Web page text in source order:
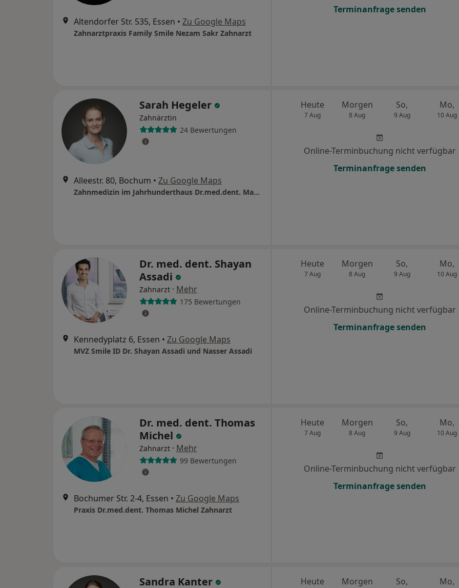
Altendorfer Str. 535, Essen • Zu Google Maps
Zahnarztpraxis Family Smile Nezam Sakr Zahnarzt
Terminanfrage senden
Sarah Hegeler
Zahnärztin
24 Bewertungen
Alleestr. 80, Bochum • Zu Google Maps
Zahnmedizin im Jahrhunderthaus Dr.med.dent. Manuel Kenter und Björn Kenter
Heute
7 Aug
Morgen
8 Aug
So,
9 Aug
Mo,
10 Aug
Online-Terminbuchung nicht verfügbar
Terminanfrage senden
Dr. med. dent. Shayan
Assadi
Zahnarzt · Mehr
175 Bewertungen
Kennedyplatz 6, Essen • Zu Google Maps
MVZ Smile ID Dr. Shayan Assadi und Nasser Assadi
Heute
7 Aug
Morgen
8 Aug
So,
9 Aug
Mo,
10 Aug
Online-Terminbuchung nicht verfügbar
Terminanfrage senden
Dr. med. dent. Thomas
Michel
Zahnarzt · Mehr
99 Bewertungen
Bochumer Str. 2-4, Essen • Zu Google Maps
Praxis Dr.med.dent. Thomas Michel Zahnarzt
Heute
7 Aug
Morgen
8 Aug
So,
9 Aug
Mo,
10 Aug
Online-Terminbuchung nicht verfügbar
Terminanfrage senden
Sandra Kanter Heute Morgen So, Mo,